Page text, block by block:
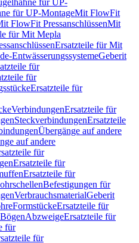
für UP-
für UP-MontageMit FlowFit
FlowFit PressanschlüssenMit
für Mit Mepla
Ersatzteile für Mit
EntwässerungssystemeGeberit
für
für
Ersatzteile für
VerbindungenErsatzteile für
SteckverbindungenErsatzteile
Übergänge auf andere
auf andere
für
Ersatzteile für
Ersatzteile für
Befestigungen für
VerbrauchsmaterialGeberit
FormstückeErsatzteile für
AbzweigeErsatzteile für
für
für